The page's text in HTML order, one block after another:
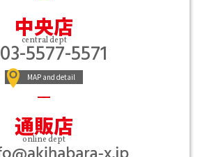
中央店
central dept
03-5577-5571
MAP and detail
通販店
online dept